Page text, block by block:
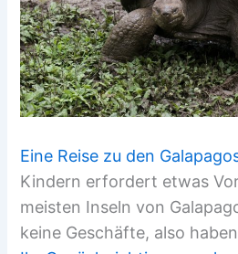
Eine Reise zu den
Kindern erfordert etwas
meisten Inseln von
keine Geschäfte, also